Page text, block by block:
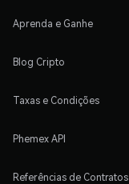
Aprenda e Ganhe
Blog Cripto
Taxas e Condições
Phemex API
Referências de Contratos